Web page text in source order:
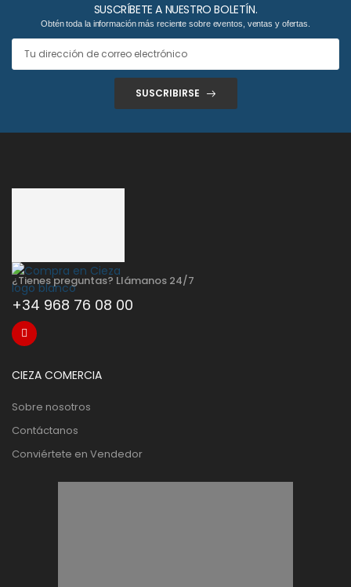
SUSCRÍBETE A NUESTRO BOLETÍN.
Obtén toda la información más reciente sobre eventos, ventas y ofertas.
SUSCRIBIRSE
¿Tienes preguntas? Llámanos 24/7
+34 968 76 08 00
CIEZA COMERCIA
Sobre nosotros
Contáctanos
Conviértete en Vendedor